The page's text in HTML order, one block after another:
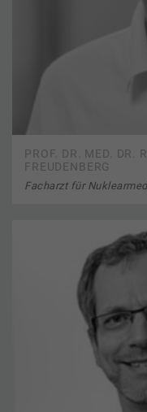
PROF. DR. MED. DR.
FREUDENBERG
Facharzt für